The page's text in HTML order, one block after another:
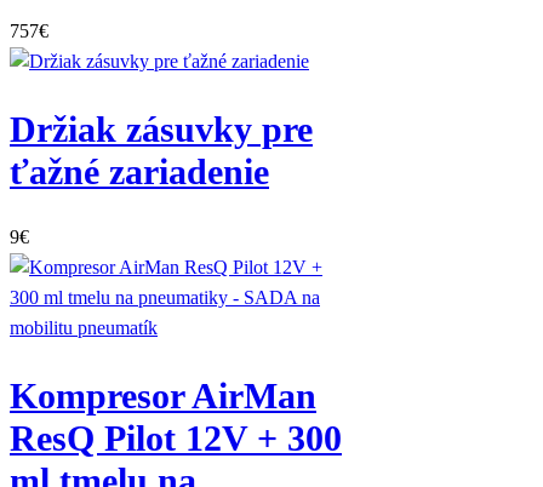
757€
Držiak zásuvky pre
ťažné zariadenie
9€
Kompresor AirMan
ResQ Pilot 12V + 300